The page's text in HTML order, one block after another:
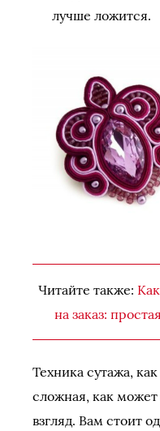
лучше ложится.
Читайте также:
на заказ:
Техника сутажа,
сложная, как
взгляд. Вам стоит